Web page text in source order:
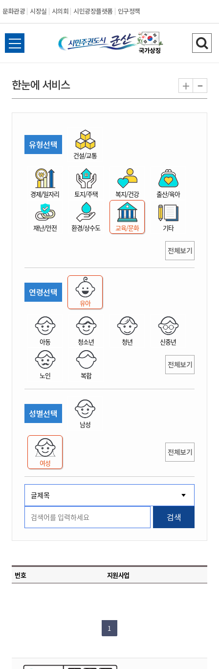
문화관광 시장실 시의회 시민광장플랫폼 인구정책
시
민
권
시
산
전
체
뉴
열
검
색
기
한눈에 서비스 + -
유형선택
건설/교통
경제/일자리 토지/주택 복지/건강 출산/육아
재난/안전 환경/상수도 교육/문화 기타
전체보기
연령선택
유아
아동 청소년 청년 신중년
노인 복합
전체보기
성별선택
남성
여성
전체보기
검색
번호 지원사업
1